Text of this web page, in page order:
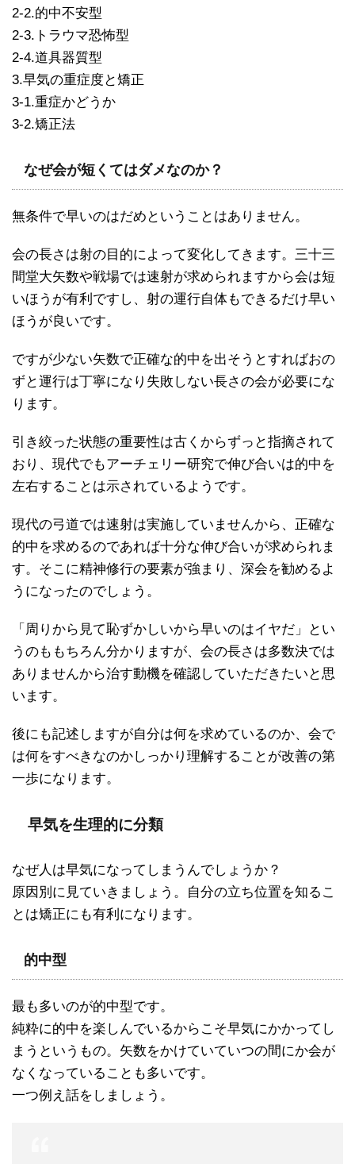
2-2.的中不安型
2-3.トラウマ恐怖型
2-4.道具器質型
3.早気の重症度と矯正
3-1.重症かどうか
3-2.矯正法
なぜ会が短くてはダメなのか？
無条件で早いのはだめということはありません。
会の長さは射の目的によって変化してきます。三十三
間堂大矢数や戦場では速射が求められますから会は短
いほうが有利ですし、射の運行自体もできるだけ早い
ほうが良いです。
ですが少ない矢数で正確な的中を出そうとすればおの
ずと運行は丁寧になり失敗しない長さの会が必要にな
ります。
引き絞った状態の重要性は古くからずっと指摘されて
おり、現代でもアーチェリー研究で伸び合いは的中を
左右することは示されているようです。
現代の弓道では速射は実施していませんから、正確な
的中を求めるのであれば十分な伸び合いが求められま
す。そこに精神修行の要素が強まり、深会を勧めるよ
うになったのでしょう。
「周りから見て恥ずかしいから早いのはイヤだ」とい
うのももちろん分かりますが、会の長さは多数決では
ありませんから治す動機を確認していただきたいと思
います。
後にも記述しますが自分は何を求めているのか、会で
は何をすべきなのかしっかり理解することが改善の第
一歩になります。
早気を生理的に分類
なぜ人は早気になってしまうんでしょうか？
原因別に見ていきましょう。自分の立ち位置を知るこ
とは矯正にも有利になります。
的中型
最も多いのが的中型です。
純粋に的中を楽しんでいるからこそ早気にかかってし
まうというもの。矢数をかけていていつの間にか会が
なくなっていることも多いです。
一つ例え話をしましょう。